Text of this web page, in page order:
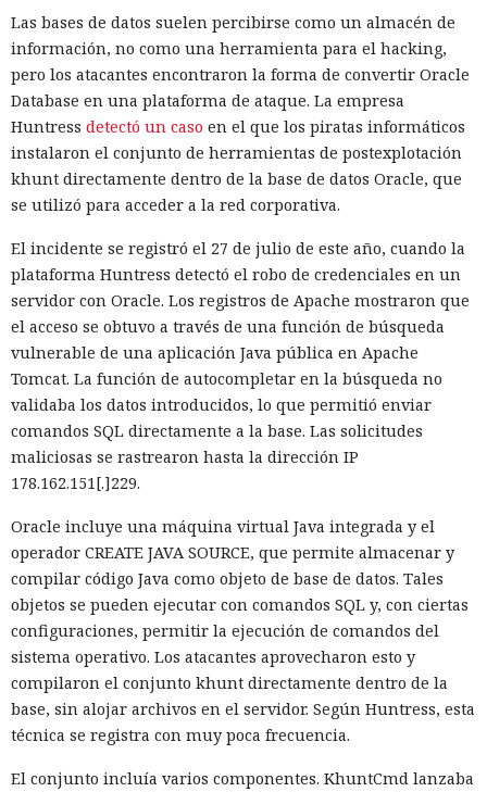
la estimación del equipo de Next.js acelera el
funcionamiento aproximadamente diez veces. En el
servidor, renunciar a la conversión de los web streams a
favor de los streams nativos de Node.js en toda la capa de
renderizado permite procesar un 22% más de solicitudes
sin cambiar el código de las aplicaciones.
Entre otras novedades figuran la unificación de la carga útil
para reducir el número de solicitudes de precarga, un
mejor caché de archivos estáticos, la herramienta de
depuración Instant Navigations, que muestra los
componentes lentos, documentación con soporte de
versiones para agentes de IA, límites propios de manejo de
errores y compatibilidad con importaciones de archivos tipo
«glob».
Las conversaciones sobre la pérdida de popularidad de
Next.js en favor de los frameworks Remix, Astro y Gatsby
aún no se confirman en los datos: según el director general
descargas del framework superó los mil millones — casi el
doble del año pasado, que fue de alrededor de 520 millones.
El sonado hackeo a Snowflake
no quedó impune: detenido el
autor, ya espera sentencia en
una celda.
10:34 / 07.08.2026
Hombre podría afrontar hasta 32 años de prisión por filtrar
secretos de 165 empresas.
Las bases de datos suelen percibirse como un almacén de
información, no como una herramienta para el hacking,
pero los atacantes encontraron la forma de convertir Oracle
Database en una plataforma de ataque. La empresa
Huntress detectó un caso en el que los piratas informáticos
instalaron el conjunto de herramientas de postexplotación
khunt directamente dentro de la base de datos Oracle, que
se utilizó para acceder a la red corporativa.
El incidente se registró el 27 de julio de este año, cuando la
plataforma Huntress detectó el robo de credenciales en un
servidor con Oracle. Los registros de Apache mostraron que
el acceso se obtuvo a través de una función de búsqueda
vulnerable de una aplicación Java pública en Apache
Tomcat. La función de autocompletar en la búsqueda no
validaba los datos introducidos, lo que permitió enviar
comandos SQL directamente a la base. Las solicitudes
maliciosas se rastrearon hasta la dirección IP
178.162.151[.]229.
Oracle incluye una máquina virtual Java integrada y el
operador CREATE JAVA SOURCE, que permite almacenar y
compilar código Java como objeto de base de datos. Tales
objetos se pueden ejecutar con comandos SQL y, con ciertas
configuraciones, permitir la ejecución de comandos del
sistema operativo. Los atacantes aprovecharon esto y
compilaron el conjunto khunt directamente dentro de la
base, sin alojar archivos en el servidor. Según Huntress, esta
técnica se registra con muy poca frecuencia.
El conjunto incluía varios componentes. KhuntCmd lanzaba